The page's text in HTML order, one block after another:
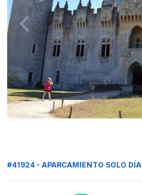
#41924 - APARCAMIENTO SOLO DÍA